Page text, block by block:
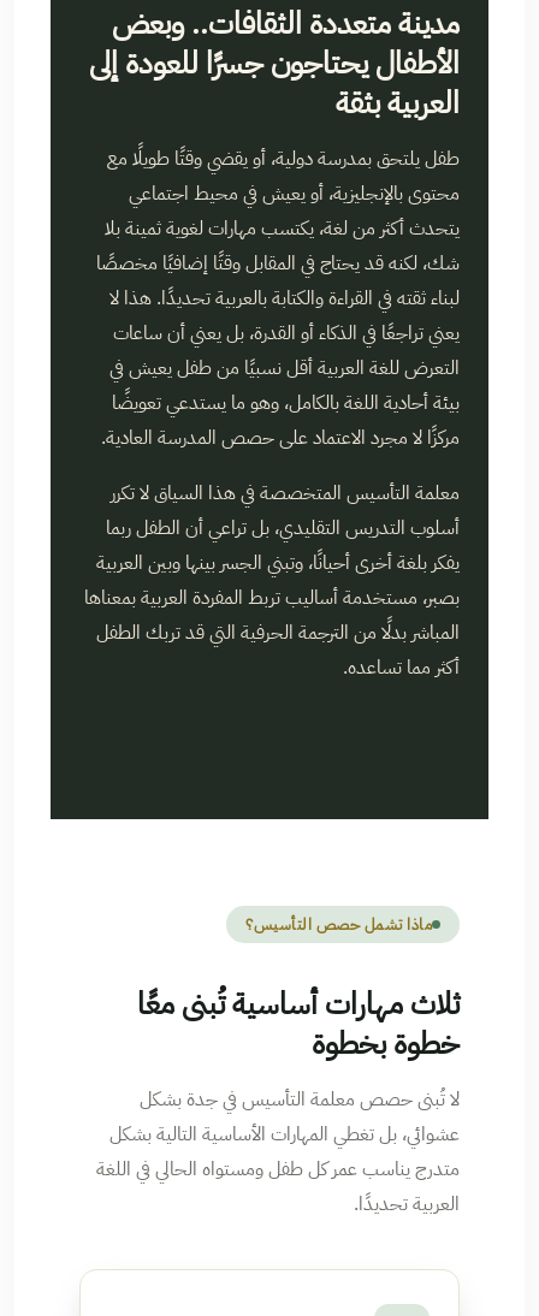
مدينة متعددة الثقافات.. وبعض
الأطفال يحتاجون جسرًا للعودة إلى
العربية بثقة
طفل يلتحق بمدرسة دولية، أو يقضي وقتًا طويلًا مع
محتوى بالإنجليزية، أو يعيش في محيط اجتماعي
يتحدث أكثر من لغة، يكتسب مهارات لغوية ثمينة بلا
شك، لكنه قد يحتاج في المقابل وقتًا إضافيًا مخصصًا
لبناء ثقته في القراءة والكتابة بالعربية تحديدًا. هذا لا
يعني تراجعًا في الذكاء أو القدرة، بل يعني أن ساعات
التعرض للغة العربية أقل نسبيًا من طفل يعيش في
بيئة أحادية اللغة بالكامل، وهو ما يستدعي تعويضًا
مركزًا لا مجرد الاعتماد على حصص المدرسة العادية.
معلمة التأسيس المتخصصة في هذا السياق لا تكرر
أسلوب التدريس التقليدي، بل تراعي أن الطفل ربما
يفكر بلغة أخرى أحيانًا، وتبني الجسر بينها وبين العربية
بصبر، مستخدمة أساليب تربط المفردة العربية بمعناها
المباشر بدلًا من الترجمة الحرفية التي قد تربك الطفل
أكثر مما تساعده.
ماذا تشمل حصص التأسيس؟
ثلاث مهارات أساسية تُبنى معًا
خطوة بخطوة
لا تُبنى حصص معلمة التأسيس في جدة بشكل
عشوائي، بل تغطي المهارات الأساسية التالية بشكل
متدرج يناسب عمر كل طفل ومستواه الحالي في اللغة
العربية تحديدًا.